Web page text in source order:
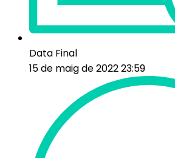
Data Final
15 de maig de 2022 23:59